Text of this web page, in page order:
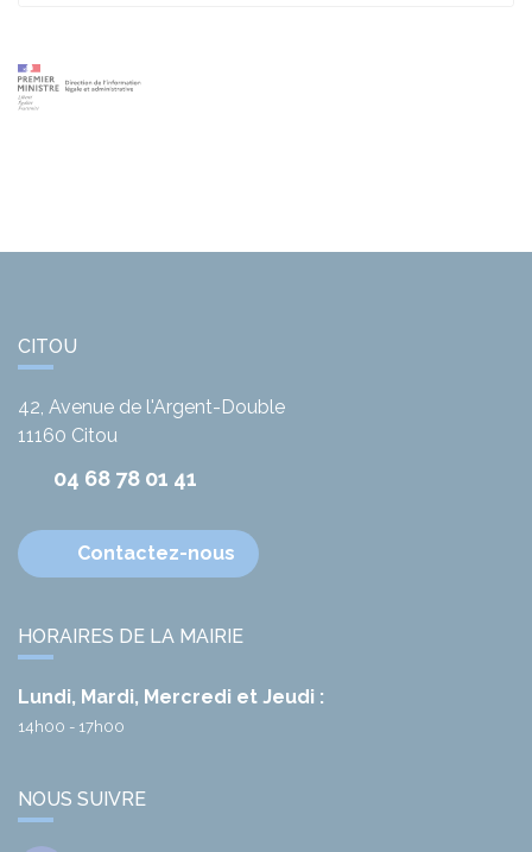
CITOU
42, Avenue de l'Argent-Double
11160 Citou
04 68 78 01 41
Contactez-nous
HORAIRES DE LA MAIRIE
Lundi, Mardi, Mercredi et Jeudi :
14h00 - 17h00
NOUS SUIVRE